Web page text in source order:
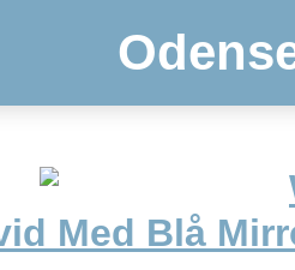
Med Blå